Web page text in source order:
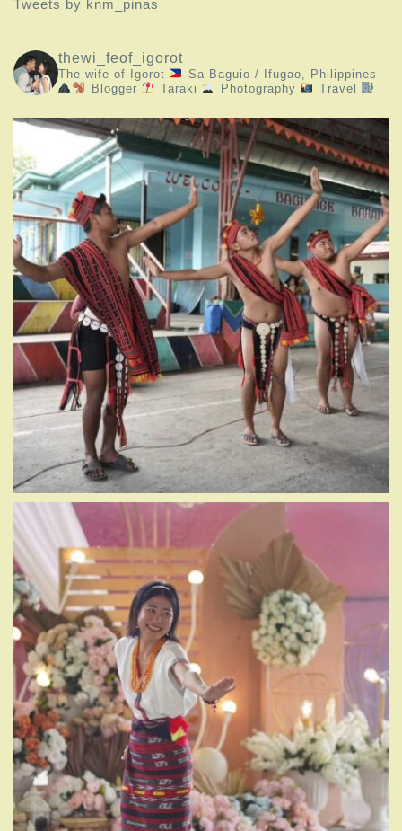
Tweets by knm_pinas
thewi_feof_igorot
The wife of Igorot
Sa Baguio / Ifugao, Philippines
Blogger
Taraki Photography Travel